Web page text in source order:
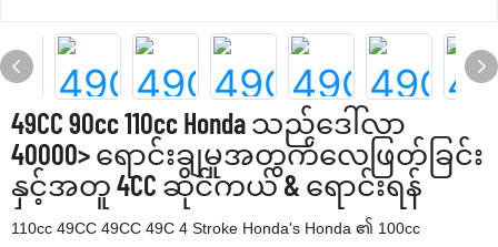
49CC 90cc 110cc Honda သည်ဒေါ်လာ
40000> ရောင်းချမှုအတွက်လေဖြတ်ခြင်း
နှင့်အတူ 4CC ဆိုင်ကယ် & ရောင်းရန်
110cc 49CC 49CC 49C 4 Stroke Honda's Honda ၏ 100cc